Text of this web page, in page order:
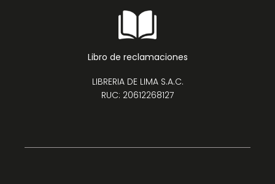
Libro de reclamaciones
LIBRERIA DE LIMA S.A.C.
RUC: 20612268127